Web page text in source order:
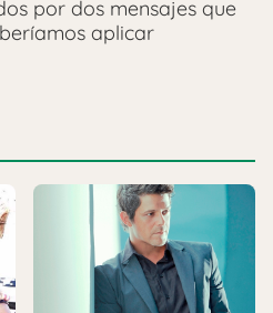
por dos mensajes que
aplicar